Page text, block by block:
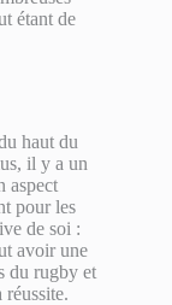
étant de
haut du
il y a un
aspect
pour les
de soi :
avoir une
du rugby et